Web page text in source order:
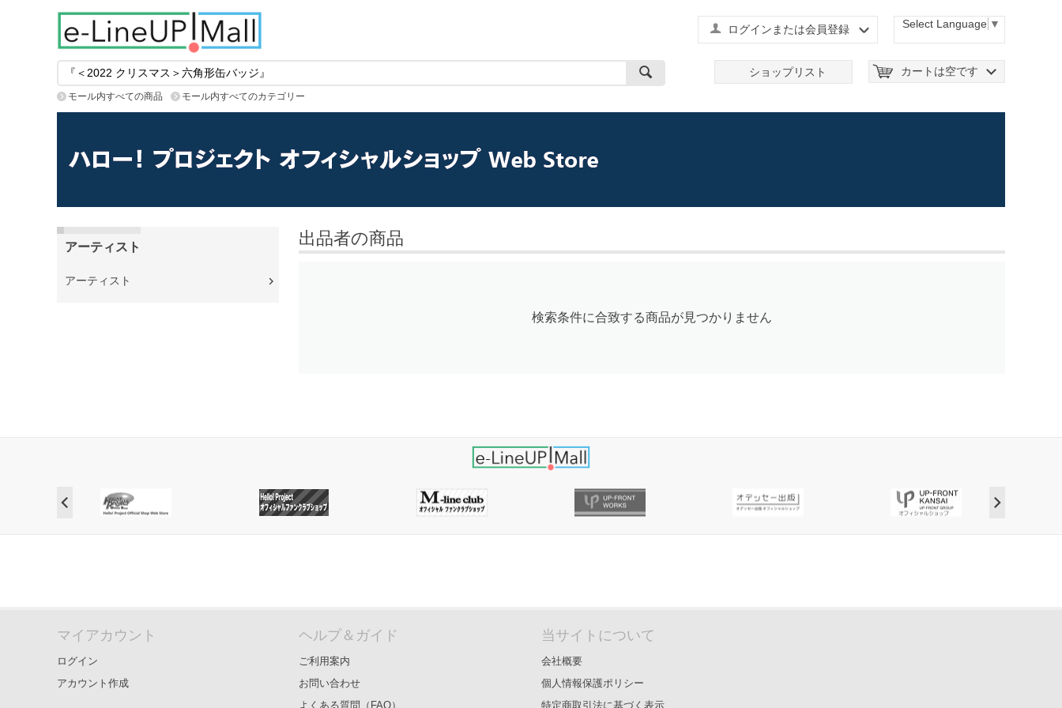
Select Language ▼
ログインまたは会員登録
カートは空です
ショップリスト
モール内すべての商品 モール内すべてのカテゴリー
アーティスト
アーティスト
出品者の商品
検索条件に合致する商品が見つかりません
マイアカウント
ログイン
アカウント作成
ヘルプ＆ガイド
ご利用案内
お問い合わせ
よくある質問（FAQ）
当サイトについて
会社概要
個人情報保護ポリシー
特定商取引法に基づく表示